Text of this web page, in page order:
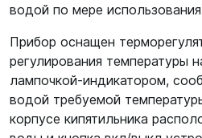
водой по мере
Прибор оснащен
регулирования температуры
лампочкой-индикатором,
водой требуемой
корпусе кипятильника